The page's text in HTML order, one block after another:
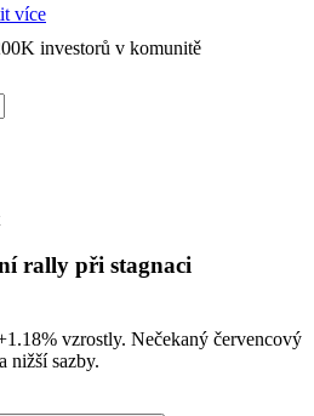
více
investorů v komunitě
rally při stagnaci
vzrostly. Nečekaný červencový
nižší sazby.